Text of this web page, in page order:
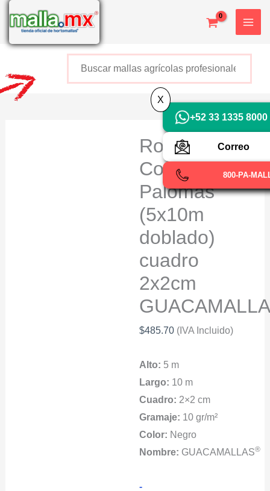
contenido
Rollo para
Control de
Palomas
(5x10m
doblado)
cuadro
2x2cm
$485.70 (IVA Incluido)
Alto: 5 m
Largo: 10 m
Cuadro: 2×2 cm
Gramaje: 10 gr/m²
Color: Negro
Nombre: GUACAMALLAS®
-Rollo
+52 800 726 2552
+52 33 1335 8000
Correo
800-PA-
X